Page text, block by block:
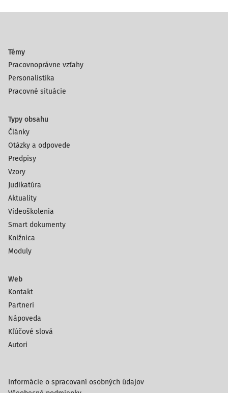
Témy
Pracovnoprávne vzťahy
Personalistika
Pracovné situácie
Typy obsahu
Články
Otázky a odpovede
Predpisy
Vzory
Judikatúra
Aktuality
Videoškolenia
Smart dokumenty
Knižnica
Moduly
Web
Kontakt
Partneri
Nápoveda
Kľúčové slová
Autori
Informácie o spracovaní osobných údajov